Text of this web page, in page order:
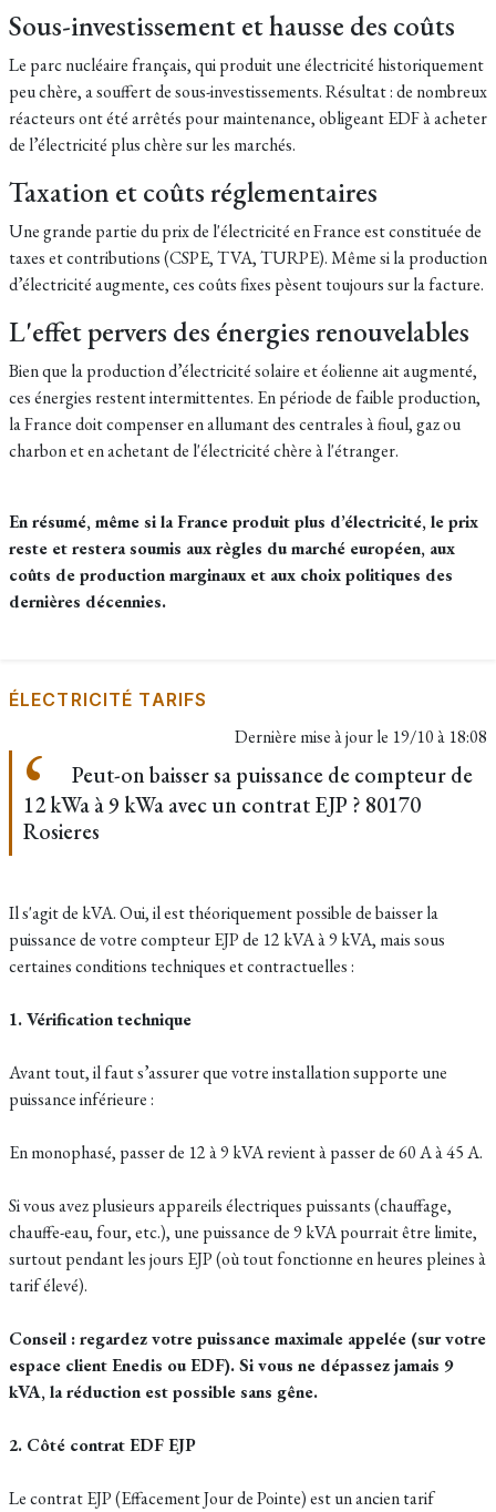
Sous-investissement et hausse des coûts
Le parc nucléaire français, qui produit une électricité historiquement
peu chère, a souffert de sous-investissements. Résultat : de nombreux
réacteurs ont été arrêtés pour maintenance, obligeant EDF à acheter
de l’électricité plus chère sur les marchés.
Taxation et coûts réglementaires
Une grande partie du prix de l'électricité en France est constituée de
taxes et contributions (CSPE, TVA, TURPE). Même si la production
d’électricité augmente, ces coûts fixes pèsent toujours sur la facture.
L'effet pervers des énergies renouvelables
Bien que la production d’électricité solaire et éolienne ait augmenté,
ces énergies restent intermittentes. En période de faible production,
la France doit compenser en allumant des centrales à fioul, gaz ou
charbon et en achetant de l'électricité chère à l'étranger.
En résumé, même si la France produit plus d’électricité, le prix
reste et restera soumis aux règles du marché européen, aux
coûts de production marginaux et aux choix politiques des
dernières décennies.
ÉLECTRICITÉ TARIFS
Dernière mise à jour le 19/10 à 18:08
Peut-on baisser sa puissance de compteur de
12 kWa à 9 kWa avec un contrat EJP ? 80170
Rosieres
Il s'agit de kVA. Oui, il est théoriquement possible de baisser la
puissance de votre compteur EJP de 12 kVA à 9 kVA, mais sous
certaines conditions techniques et contractuelles :
1. Vérification technique
Avant tout, il faut s’assurer que votre installation supporte une
puissance inférieure :
En monophasé, passer de 12 à 9 kVA revient à passer de 60 A à 45 A.
Si vous avez plusieurs appareils électriques puissants (chauffage,
chauffe-eau, four, etc.), une puissance de 9 kVA pourrait être limite,
surtout pendant les jours EJP (où tout fonctionne en heures pleines à
tarif élevé).
Conseil : regardez votre puissance maximale appelée (sur votre
espace client Enedis ou EDF). Si vous ne dépassez jamais 9
kVA, la réduction est possible sans gêne.
2. Côté contrat EDF EJP
Le contrat EJP (Effacement Jour de Pointe) est un ancien tarif